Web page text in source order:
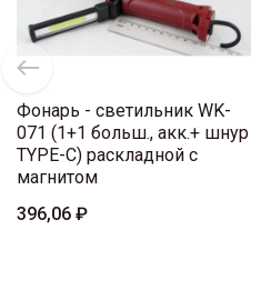
Фонарь - светильник WK-
071 (1+1 больш., акк.+ шнур
TYPE-C) раскладной с
магнитом
396,06 ₽